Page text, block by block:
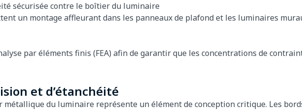
sécurisée contre le boîtier du luminaire
un montage affleurant dans les panneaux de plafond et les luminaires
par éléments finis (FEA) afin de garantir que les concentrations de
et d’étanchéité
métallique du luminaire représente un élément de conception critique. Les